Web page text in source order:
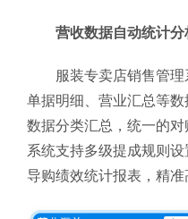
营收数据自动统计
服装专卖店销售管
单据明细、营业汇总等
数据分类汇总，统一的对
系统支持多级提成规则
导购绩效统计报表，精准